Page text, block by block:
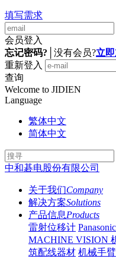
填写需求
会员登入
忘记密码?
没有会员?立
重新登入
查询
Welcome to JIDIEN
Language
繁体中文
简体中文
中和碁电股份有限公司
关于我们Company
解决方案Solutions
产品信息Products
雷射位移计
MACHINE VISION
筑配线器材 机械手臂